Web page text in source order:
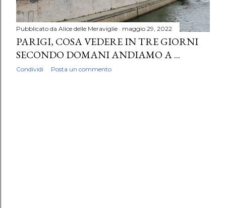
Pubblicato da Alice delle Meraviglie maggio 29, 2022
PARIGI, COSA VEDERE IN TRE GIORNI
SECONDO DOMANI ANDIAMO A ...
Condividi Posta un commento